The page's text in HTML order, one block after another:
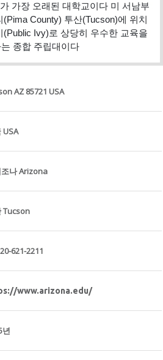
가장 오래된 대학교이다 미 서남부
County) 투산(Tucson)에 위치
Ivy)로 상당히 우수한 교육을
종합 주립대이다
AZ 85721 USA
USA
나 Arizona
Tucson
621-2211
www.arizona.edu/
년